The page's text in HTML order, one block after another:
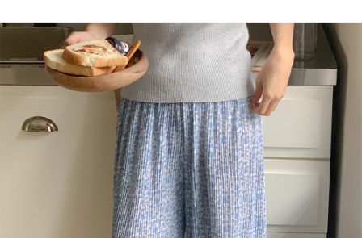
English
日本語
繁體中文